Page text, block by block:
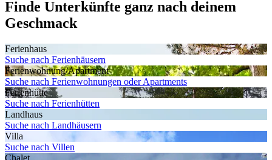
Finde Unterkünfte ganz nach deinem
Geschmack
Ferienhaus
Suche nach Ferienhäusern
Ferienwohnung/Apartment
Suche nach Ferienwohnungen oder Apartments
Ferienhütte
Suche nach Ferienhütten
Landhaus
Suche nach Landhäusern
Villa
Suche nach Villen